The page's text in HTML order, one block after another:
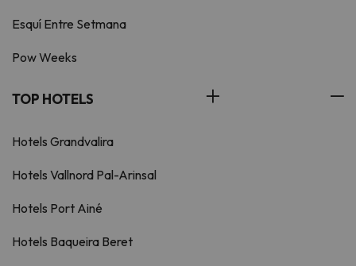
Esquí Entre Setmana
Pow Weeks
TOP HOTELS
Hotels Grandvalira
Hotels Vallnord Pal-Arinsal
Hotels Port Ainé
Hotels Baqueira Beret